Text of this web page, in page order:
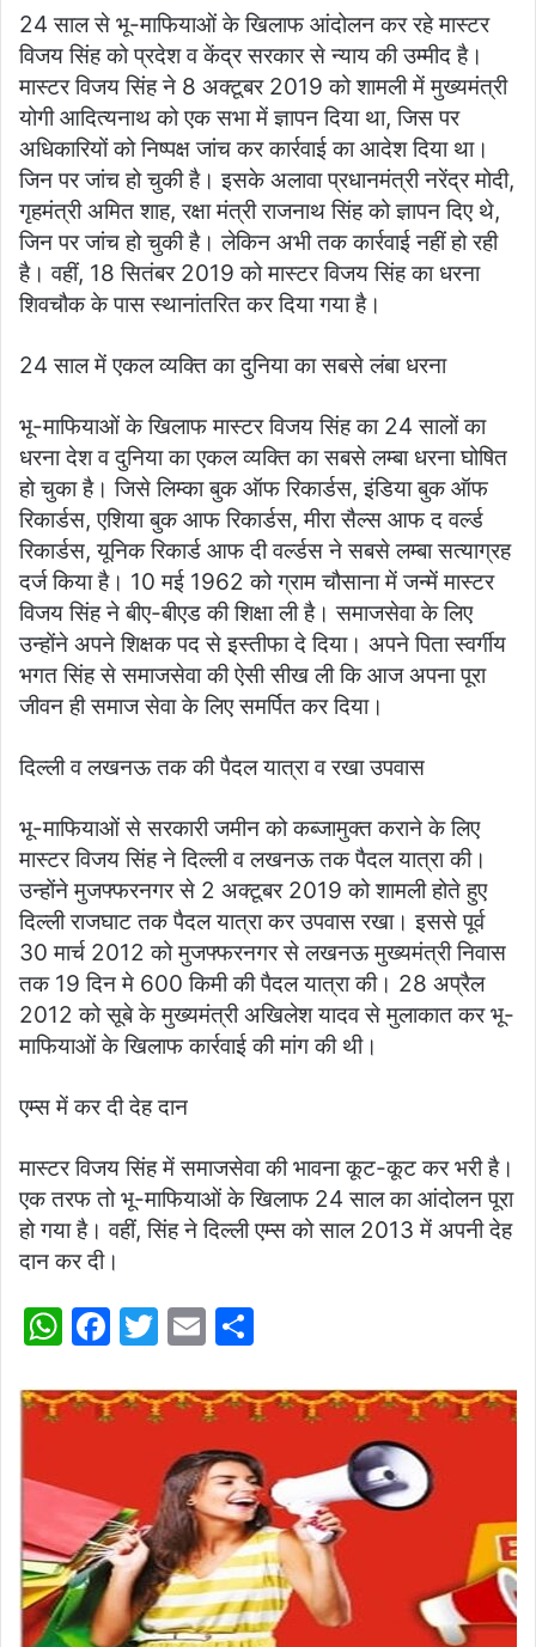
24 साल से भू-माफियाओं के खिलाफ आंदोलन कर रहे मास्टर
विजय सिंह को प्रदेश व केंद्र सरकार से न्याय की उम्मीद है।
मास्टर विजय सिंह ने 8 अक्टूबर 2019 को शामली में मुख्यमंत्री
योगी आदित्यनाथ को एक सभा में ज्ञापन दिया था, जिस पर
अधिकारियों को निष्पक्ष जांच कर कार्रवाई का आदेश दिया था।
जिन पर जांच हो चुकी है। इसके अलावा प्रधानमंत्री नरेंद्र मोदी,
गृहमंत्री अमित शाह, रक्षा मंत्री राजनाथ सिंह को ज्ञापन दिए थे,
जिन पर जांच हो चुकी है। लेकिन अभी तक कार्रवाई नहीं हो रही
है। वहीं, 18 सितंबर 2019 को मास्टर विजय सिंह का धरना
शिवचौक के पास स्थानांतरित कर दिया गया है।
24 साल में एकल व्यक्ति का दुनिया का सबसे लंबा धरना
भू-माफियाओं के खिलाफ मास्टर विजय सिंह का 24 सालों का
धरना देश व दुनिया का एकल व्यक्ति का सबसे लम्बा धरना घोषित
हो चुका है। जिसे लिम्का बुक ऑफ रिकार्डस, इंडिया बुक ऑफ
रिकार्डस, एशिया बुक आफ रिकार्डस, मीरा सैल्स आफ द वर्ल्ड
रिकार्डस, यूनिक रिकार्ड आफ दी वर्ल्डस ने सबसे लम्बा सत्याग्रह
दर्ज किया है। 10 मई 1962 को ग्राम चौसाना में जन्में मास्टर
विजय सिंह ने बीए-बीएड की शिक्षा ली है। समाजसेवा के लिए
उन्होंने अपने शिक्षक पद से इस्तीफा दे दिया। अपने पिता स्वर्गीय
भगत सिंह से समाजसेवा की ऐसी सीख ली कि आज अपना पूरा
जीवन ही समाज सेवा के लिए समर्पित कर दिया।
दिल्ली व लखनऊ तक की पैदल यात्रा व रखा उपवास
भू-माफियाओं से सरकारी जमीन को कब्जामुक्त कराने के लिए
मास्टर विजय सिंह ने दिल्ली व लखनऊ तक पैदल यात्रा की।
उन्होंने मुजफ्फरनगर से 2 अक्टूबर 2019 को शामली होते हुए
दिल्ली राजघाट तक पैदल यात्रा कर उपवास रखा। इससे पूर्व
30 मार्च 2012 को मुजफ्फरनगर से लखनऊ मुख्यमंत्री निवास
तक 19 दिन मे 600 किमी की पैदल यात्रा की। 28 अप्रैल
2012 को सूबे के मुख्यमंत्री अखिलेश यादव से मुलाकात कर भू-
माफियाओं के खिलाफ कार्रवाई की मांग की थी।
एम्स में कर दी देह दान
मास्टर विजय सिंह में समाजसेवा की भावना कूट-कूट कर भरी है।
एक तरफ तो भू-माफियाओं के खिलाफ 24 साल का आंदोलन पूरा
हो गया है। वहीं, सिंह ने दिल्ली एम्स को साल 2013 में अपनी देह
दान कर दी।
W
at
A
p
p
F
c
o
o
k
T
itt
er
E
ai
l
ar
e